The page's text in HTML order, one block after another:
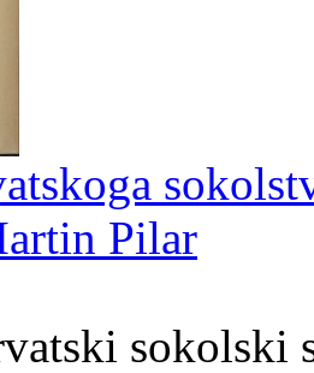
Pilar
sokolski